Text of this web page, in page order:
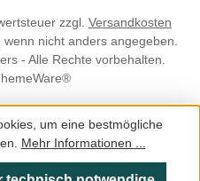
zzgl. Versandkosten
nicht anders angegeben.
- Alle Rechte vorbehalten.
um eine bestmögliche
Mehr Informationen ...